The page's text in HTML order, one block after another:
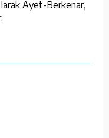
Ayet-Berkenar,